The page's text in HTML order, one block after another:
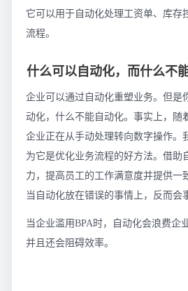
它可以用于自动化处理工资单、库存
流程。
什么可以自动化，而什么不
企业可以通过自动化重塑业务。但是
动化，什么不能自动化。事实上，随
企业正在从手动处理转向数字操作。
为它是优化业务流程的好方法。借助
力，提高员工的工作满意度并提供一
当自动化放在错误的事情上，反而会
当企业滥用BPA时，自动化会浪费企
并且还会阻碍效率。